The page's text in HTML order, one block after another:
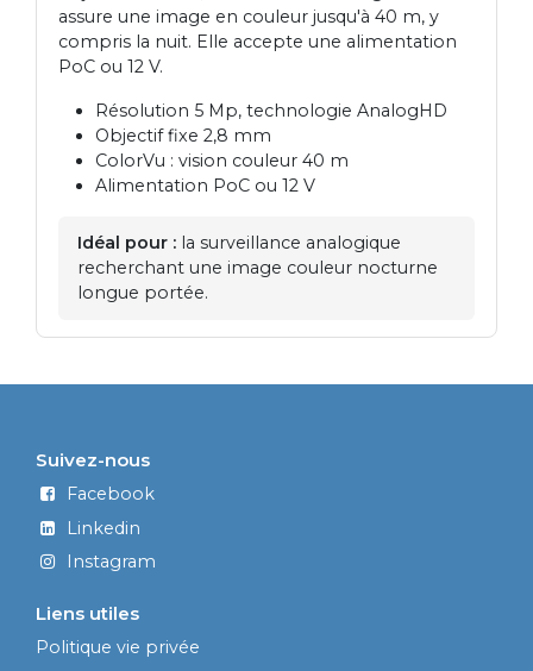
assure une image en couleur jusqu'à 40 m, y
compris la nuit. Elle accepte une alimentation
PoC ou 12 V.
Résolution 5 Mp, technologie AnalogHD
Objectif fixe 2,8 mm
ColorVu : vision couleur 40 m
Alimentation PoC ou 12 V
Idéal pour : la surveillance analogique
recherchant une image couleur nocturne
longue portée.
Liens utiles
Politique vie privée
Suivez-nous
Facebook
Linkedin
Instagram